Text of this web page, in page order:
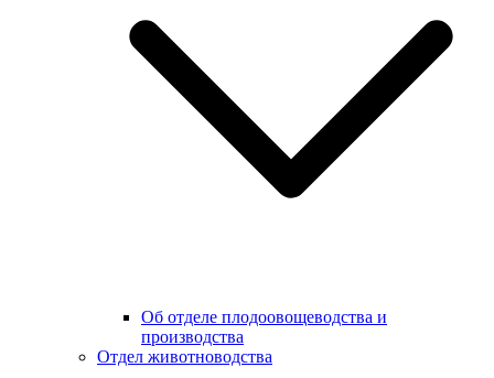
Об отделе плодоовощеводства и
производства
Отдел животноводства